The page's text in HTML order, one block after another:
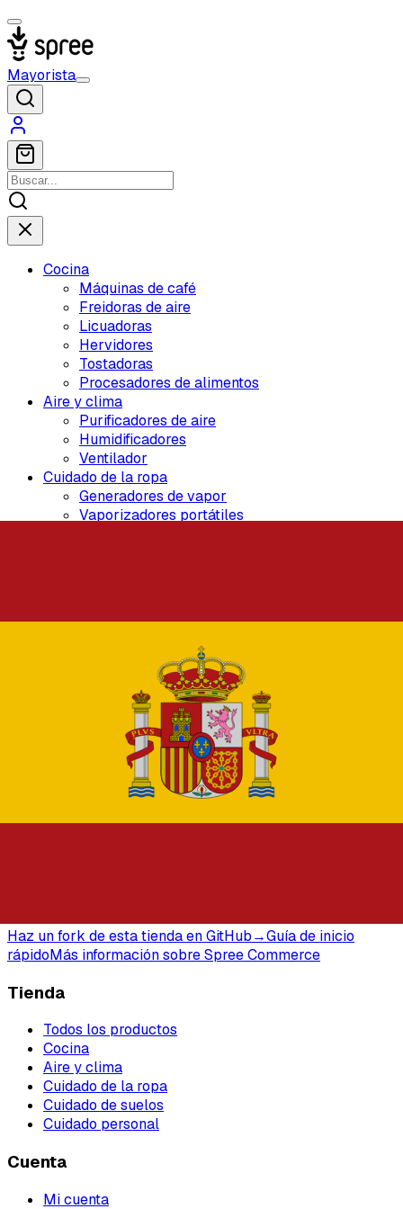
Mayorista
Cocina
Máquinas de café
Freidoras de aire
Licuadoras
Hervidores
Tostadoras
Procesadores de alimentos
Aire y clima
Purificadores de aire
Humidificadores
Ventilador
Cuidado de la ropa
Generadores de vapor
Vaporizadores portátiles
Secadoras de pelo
Planchas para el cabello
Recortadoras de pelo
Afeitadoras eléctricas
Terms of Service
No hay contenido disponible para esta politica.
Haz un fork de esta tienda en GitHub→Guía de inicio
rápidoMás información sobre Spree Commerce
Tienda
Todos los productos
Cocina
Aire y clima
Cuidado de la ropa
Cuidado de suelos
Cuidado personal
Cuenta
Mi cuenta